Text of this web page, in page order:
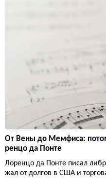
От Вены до Мемфиса:
ренцо да Понте
Лоренцо да Понте писал
жал от долгов в США и